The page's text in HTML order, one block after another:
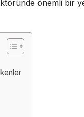
önemli bir